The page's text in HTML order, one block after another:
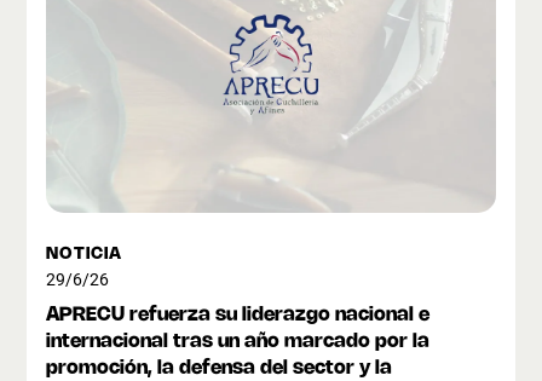
NOTICIA
29/6/26
APRECU refuerza su liderazgo nacional e
internacional tras un año marcado por la
promoción, la defensa del sector y la